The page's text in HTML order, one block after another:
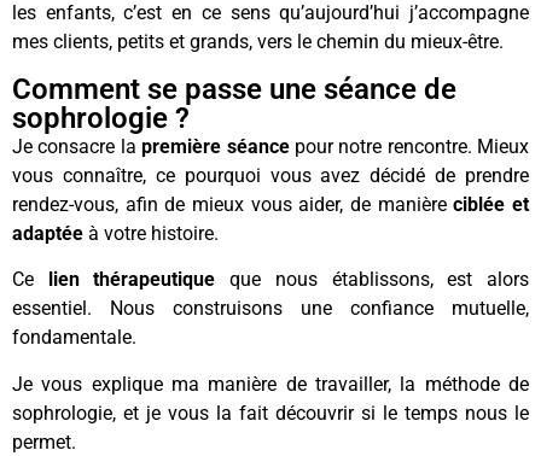
les enfants, c’est en ce sens qu’aujourd’hui j’accompagne
mes clients, petits et grands, vers le chemin du mieux-être.
Comment se passe une séance de
sophrologie ?
Je consacre lapremière séancepour notre rencontre. Mieux
vous connaître, ce pourquoi vous avez décidé de prendre
rendez-vous, afin de mieux vous aider, de manièreciblée et
adaptée à votre histoire.
Ce lien thérapeutique que nous établissons, est alors
essentiel. Nous construisons une confiance mutuelle,
fondamentale.
Je vous explique ma manière de travailler, la méthode de
sophrologie, et je vous la fait découvrir si le temps nous le
permet.